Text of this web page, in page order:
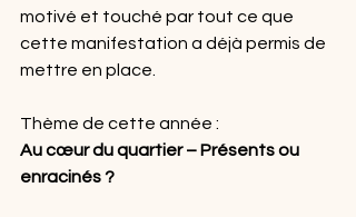
motivé et touché par tout ce que
cette manifestation a déjà permis de
mettre en place.
Thème de cette année :
Au cœur du quartier – Présents ou
enracinés ?